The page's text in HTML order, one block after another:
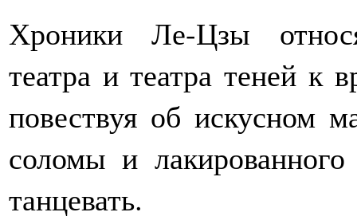
Хроники Ле-Цзы
театра и театра теней к
повествуя об искусном
соломы и
танцевать.